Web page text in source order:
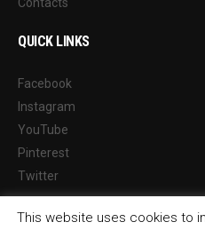
QUICK LINKS
Facebook
Instagram
YouTube
Pinterest
Twitter
This website uses cookies to